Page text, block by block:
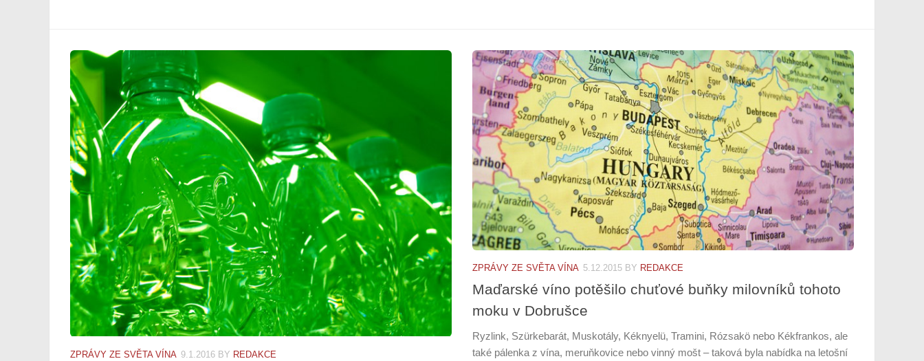
ZPRÁVY ZE SVĚTA VÍNA 9.1.2016 BY REDAKCE
ZPRÁVY ZE SVĚTA VÍNA 5.12.2015 BY REDAKCE
Maďarské víno potěšilo chuťové buňky milovníků tohoto
moku v Dobrušce
Ryzlink, Szürkebarát, Muskotály, Kéknyelü, Tramini, Rózsakö nebo Kékfrankos, ale
také pálenka z vína, meruňkovice nebo vinný mošt – taková byla nabídka na letošní